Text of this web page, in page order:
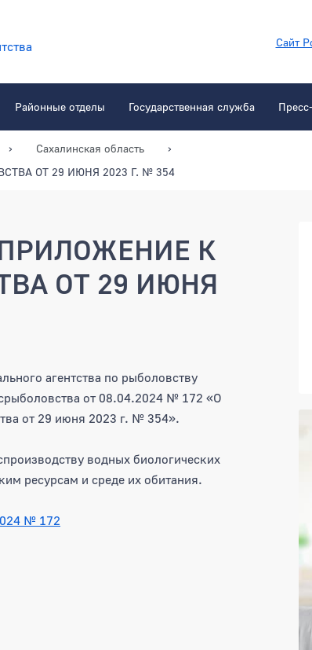
Сайт
Районные отделы Государственная служба
Сахалинская область
ОТ 29 ИЮНЯ 2023 Г. № 354
К
ОТ 29 ИЮНЯ
К ПРИКАЗУ
агентства по рыболовству
от 08.04.2024 № 172 «О
от 29 июня 2023 г. № 354».
водных биологических
ресурсам и среде их обитания.
№ 172